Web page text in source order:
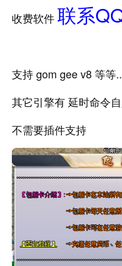
收费软件联系
支持 gom gee v8 等等
其它引擎有 延时命令
不需要插件支持